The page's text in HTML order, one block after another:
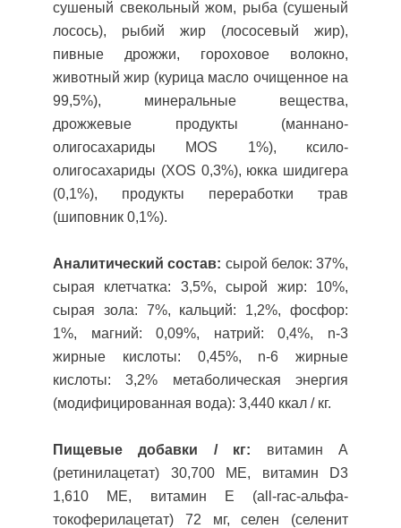
сушеный свекольный жом, рыба (сушеный
лосось), рыбий жир (лососевый жир),
пивные дрожжи, гороховое волокно,
животный жир (курица масло очищенное на
99,5%), минеральные вещества,
дрожжевые продукты (маннано-
олигосахариды MOS 1%), ксило-
олигосахариды (XOS 0,3%), юкка шидигера
(0,1%), продукты переработки трав
(шиповник 0,1%).
Аналитический состав: сырой белок: 37%,
сырая клетчатка: 3,5%, сырой жир: 10%,
сырая зола: 7%, кальций: 1,2%, фосфор:
1%, магний: 0,09%, натрий: 0,4%, n-3
жирные кислоты: 0,45%, n-6 жирные
кислоты: 3,2% метаболическая энергия
(модифицированная вода): 3,440 ккал / кг.
Пищевые добавки / кг: витамин A
(ретинилацетат) 30,700 МЕ, витамин D3
1,610 МЕ, витамин E (all-rac-альфа-
токоферилацетат) 72 мг, селен (селенит